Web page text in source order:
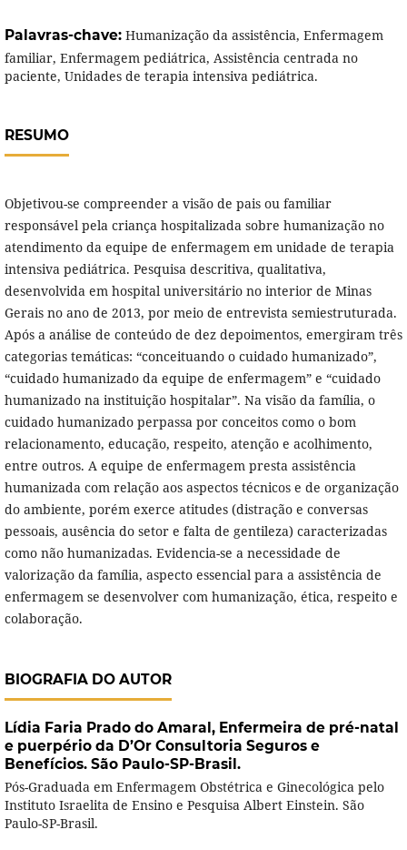
Palavras-chave: Humanização da assistência, Enfermagem
familiar, Enfermagem pediátrica, Assistência centrada no
paciente, Unidades de terapia intensiva pediátrica.
RESUMO
Objetivou-se compreender a visão de pais ou familiar
responsável pela criança hospitalizada sobre humanização no
atendimento da equipe de enfermagem em unidade de terapia
intensiva pediátrica. Pesquisa descritiva, qualitativa,
desenvolvida em hospital universitário no interior de Minas
Gerais no ano de 2013, por meio de entrevista semiestruturada.
Após a análise de conteúdo de dez depoimentos, emergiram três
categorias temáticas: “conceituando o cuidado humanizado”,
“cuidado humanizado da equipe de enfermagem” e “cuidado
humanizado na instituição hospitalar”. Na visão da família, o
cuidado humanizado perpassa por conceitos como o bom
relacionamento, educação, respeito, atenção e acolhimento,
entre outros. A equipe de enfermagem presta assistência
humanizada com relação aos aspectos técnicos e de organização
do ambiente, porém exerce atitudes (distração e conversas
pessoais, ausência do setor e falta de gentileza) caracterizadas
como não humanizadas. Evidencia-se a necessidade de
valorização da família, aspecto essencial para a assistência de
enfermagem se desenvolver com humanização, ética, respeito e
colaboração.
BIOGRAFIA DO AUTOR
Lídia Faria Prado do Amaral, Enfermeira de pré-natal
e puerpério da D’Or Consultoria Seguros e
Benefícios. São Paulo-SP-Brasil.
Pós-Graduada em Enfermagem Obstétrica e Ginecológica pelo
Instituto Israelita de Ensino e Pesquisa Albert Einstein. São
Paulo-SP-Brasil.